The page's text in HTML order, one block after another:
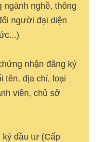
ngành nghề, thông
người đại diện
nhận đăng ký
tên, địa chỉ, loại
viên, chủ sở
ký đầu tư (Cấp